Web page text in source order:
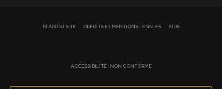
PLAN DU SITE CRÉDITS ET MENTIONS LÉGALES AIDE
ACCESSIBILITÉ : NON CONFORME